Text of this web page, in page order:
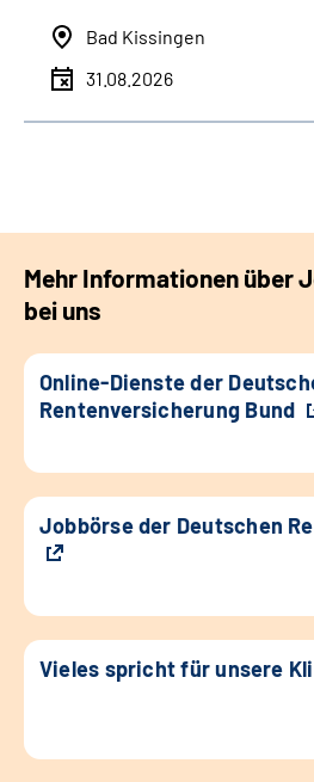
Bad Kissingen
31.08.2026
Mehr Informationen über
bei uns
Online-Dienste der
Rentenversicherung Bund
Jobbörse der Deutschen
Vieles spricht für unsere